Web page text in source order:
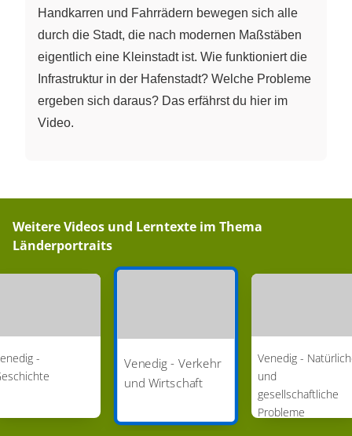
Handkarren und Fahrrädern bewegen sich alle
durch die Stadt, die nach modernen Maßstäben
eigentlich eine Kleinstadt ist. Wie funktioniert die
Infrastruktur in der Hafenstadt? Welche Probleme
ergeben sich daraus? Das erfährst du hier im
Video.
Weitere Videos und Lerntexte im Thema
Länderportraits
-
Venedig - Verkehr
und Wirtschaft
Venedig -
und
gesellschaftliche
Probleme